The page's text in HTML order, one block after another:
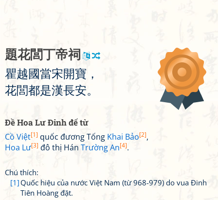
題花閭丁帝祠
瞿越國當宋開寶 ，
花閭都是漢長安。
Đề Hoa Lư Đinh đế từ
Cồ Việt[1] quốc đương Tống Khai Bảo[2],
Hoa Lư[3] đô thị Hán Trường An[4].
Chú thích:
[1] Quốc hiệu của nước Việt Nam (từ 968-979) do vua Đinh
Tiên Hoàng đặt.